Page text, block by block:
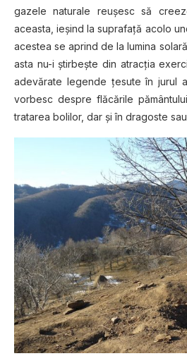
gazele naturale reuşesc să
aceasta, ieşind la suprafaţă acolo
acestea se aprind de la lumina
asta nu-i ştirbeşte din atracţia
adevărate legende ţesute în jurul
vorbesc despre flăcările
tratarea bolilor, dar şi în dragoste